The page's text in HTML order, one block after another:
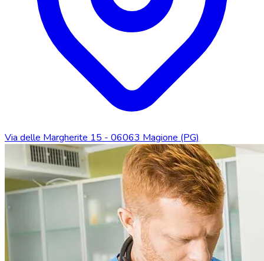
Via delle Margherite 15 - 06063 Magione (PG)